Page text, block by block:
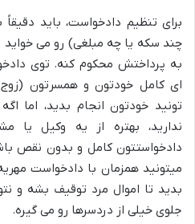
برای تنظیم دادخواست، باید
چند سکه یا چه مبلغی) رو می خواید
به پرداختش محکوم کنه. توی
ای کامل خودتون و همسرتون
تونید خودتون انجام بدید، اما
ندارید، بهتره از یه وکیل یا
دادخواستتون کامل و بدون نقص
میتونید همزمان با دادخواست
بدید تا اموال مرد توقیف بشه و
جلوی خیلی از دردسرها رو می گیره.